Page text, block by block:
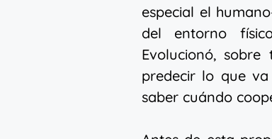
especial el
del entorno
Evolucionó,
predecir lo que
saber cuándo